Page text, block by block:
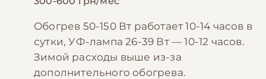
Обогрев 50-150 Вт работает 10-14 часов в
сутки, УФ-лампа 26-39 Вт — 10-12 часов.
Зимой расходы выше из-за
дополнительного обогрева.